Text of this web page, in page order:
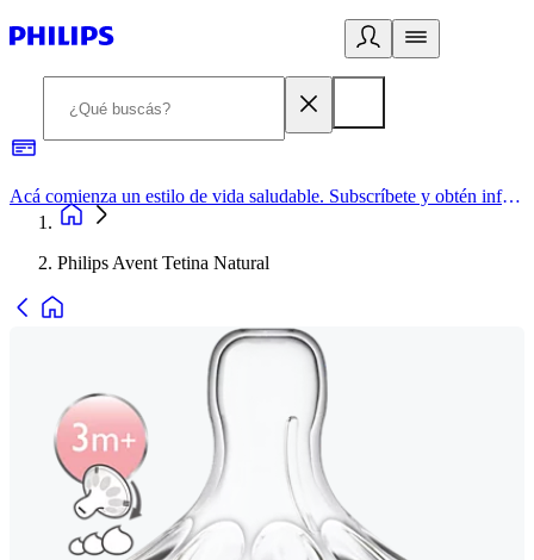
Acá comienza un estilo de vida saludable. Subscríbete y obtén información de primera mano
Philips Avent Tetina Natural